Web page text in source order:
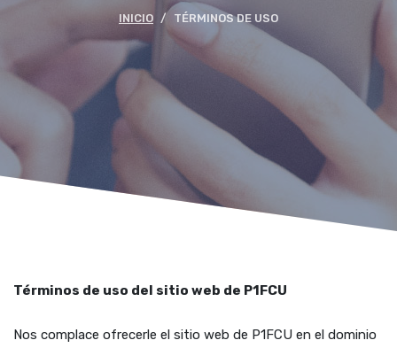
INICIO TÉRMINOS DE USO
Términos de uso del sitio web de P1FCU
Nos complace ofrecerle el sitio web de P1FCU en el dominio